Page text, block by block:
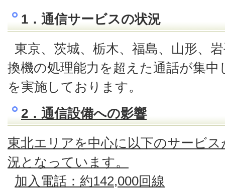
1．通信サービスの状況
東京、茨城、栃木、福島、山形、
換機の処理能力を超えた通話が集
を実施しております。
2．通信設備への影響
東北エリアを中心に以下のサービ
況となっています。
加入電話：約142,000回線